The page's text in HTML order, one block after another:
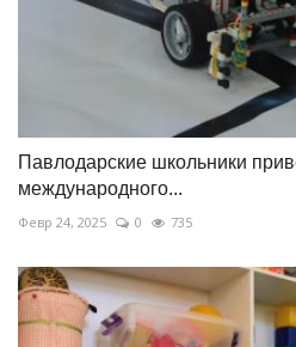
Павлодарские школьники
международного...
Февр 24, 2025 0 735